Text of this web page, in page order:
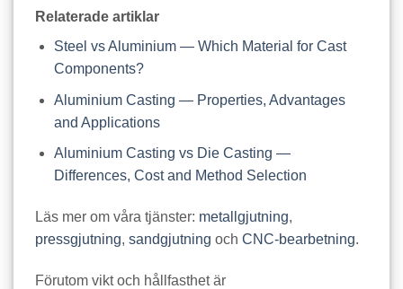
Relaterade artiklar
Steel vs Aluminium — Which Material for Cast
Components?
Aluminium Casting — Properties, Advantages
and Applications
Aluminium Casting vs Die Casting —
Differences, Cost and Method Selection
Läs mer om våra tjänster: metallgjutning,
pressgjutning, sandgjutning och CNC-bearbetning.
Förutom vikt och hållfasthet är